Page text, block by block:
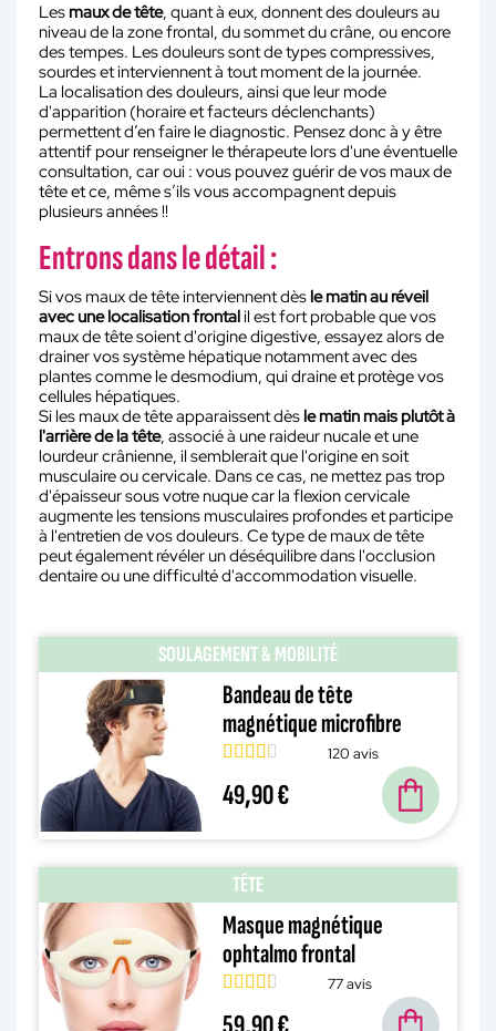
Les maux de tête, quant à eux, donnent des douleurs au
niveau de la zone frontal, du sommet du crâne, ou encore
des tempes. Les douleurs sont de types compressives,
sourdes et interviennent à tout moment de la journée.
La localisation des douleurs, ainsi que leur mode
d'apparition (horaire et facteurs déclenchants)
permettent d’en faire le diagnostic. Pensez donc à y être
attentif pour renseigner le thérapeute lors d'une éventuelle
consultation, car oui : vous pouvez guérir de vos maux de
tête et ce, même s’ils vous accompagnent depuis
plusieurs années !!
Entrons dans le détail :
Si vos maux de tête interviennent dès le matin au réveil
avec une localisation frontalil est fort probable que vos
maux de tête soient d'origine digestive, essayez alors de
drainer vos système hépatique notamment avec des
plantes comme le desmodium, qui draine et protège vos
cellules hépatiques.
Si les maux de tête apparaissent dès le matin mais plutôt à
l'arrière de la tête, associé à une raideur nucale et une
lourdeur crânienne, il semblerait que l'origine en soit
musculaire ou cervicale. Dans ce cas, ne mettez pas trop
d'épaisseur sous votre nuque car la flexion cervicale
augmente les tensions musculaires profondes et participe
à l'entretien de vos douleurs. Ce type de maux de tête
peut également révéler un déséquilibre dans l'occlusion
dentaire ou une difficulté d'accommodation visuelle.
SOULAGEMENT & MOBILITÉ
Bandeau de tête
magnétique microfibre
120 avis
49,90 €
TÊTE
Masque magnétique
ophtalmo frontal
77 avis